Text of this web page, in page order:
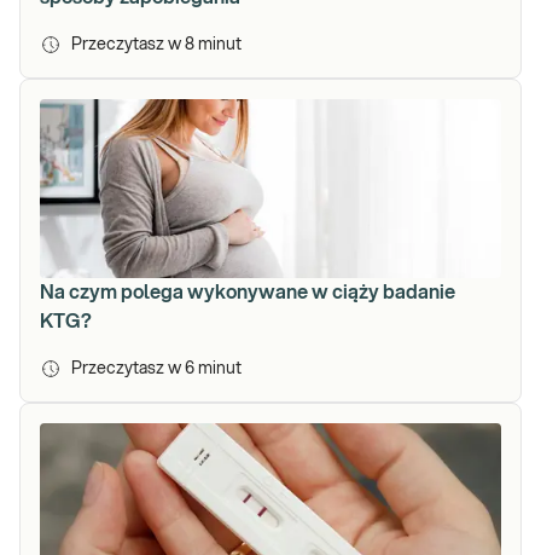
Przeczytasz w 8 minut
Na czym polega wykonywane w ciąży badanie
KTG?
Przeczytasz w 6 minut